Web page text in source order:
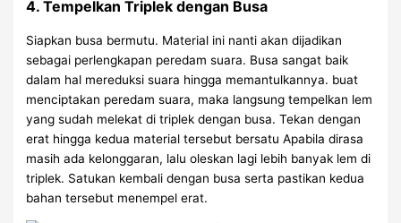
4. Tempelkan Triplek dengan Busa
Siapkan busa bermutu. Material ini nanti akan dijadikan
sebagai perlengkapan peredam suara. Busa sangat baik
dalam hal mereduksi suara hingga memantulkannya. buat
menciptakan peredam suara, maka langsung tempelkan lem
yang sudah melekat di triplek dengan busa. Tekan dengan
erat hingga kedua material tersebut bersatu Apabila dirasa
masih ada kelonggaran, lalu oleskan lagi lebih banyak lem di
triplek. Satukan kembali dengan busa serta pastikan kedua
bahan tersebut menempel erat.